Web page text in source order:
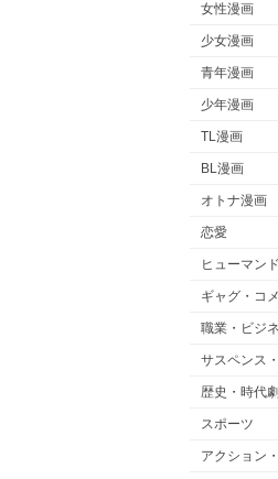
女性漫画
少女漫画
青年漫画
少年漫画
TL漫画
BL漫画
オトナ漫画
恋愛
ヒューマン
ギャグ・コ
職業・ビジ
サスペンス
歴史・時代劇
スポーツ
アクション